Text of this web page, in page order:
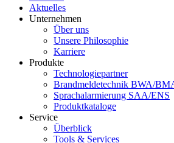
Aktuelles
Unternehmen
Über uns
Unsere Philosophie
Karriere
Produkte
Technologiepartner
Brandmeldetechnik BWA/
Sprachalarmierung SAA/ENS
Produktkataloge
Service
Überblick
Tools & Services